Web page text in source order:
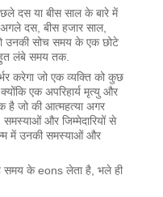
दस या बीस साल के बारे में
दस, बीस हजार साल,
उनकी सोच समय के एक छोटे
लंबे समय तक.
करेगा जो एक व्यक्ति को कुछ
एक अपरिहार्य मृत्यु और
है जो की आत्महत्या अगर
और जिम्मेदारियों से
में उनकी समस्याओं और
के eons लेता है, भले ही